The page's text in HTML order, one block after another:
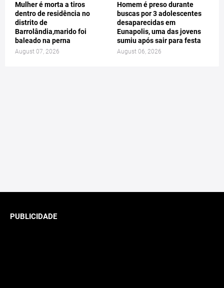
Mulher é morta a tiros
dentro de residência no
distrito de
Barrolândia,marido foi
baleado na perna
August 07, 2026
Homem é preso durante
buscas por 3 adolescentes
desaparecidas em
Eunapolis, uma das jovens
sumiu após sair para festa
August 06, 2026
PUBLICIDADE